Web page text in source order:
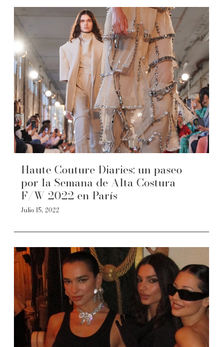
Haute Couture Diaries: un paseo
por la Semana de Alta Costura
F/W 2022 en París
Julio 15, 2022